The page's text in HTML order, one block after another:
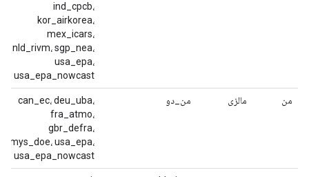
ind_cpcb،
kor_airkorea،
mex_icars،
nld_rivm، sgp_nea،
usa_epa،
usa_epa_nowcast
من مالزی من_دو
can_ec، deu_uba،
fra_atmo،
gbr_defra،
mys_doe، usa_epa،
usa_epa_nowcast